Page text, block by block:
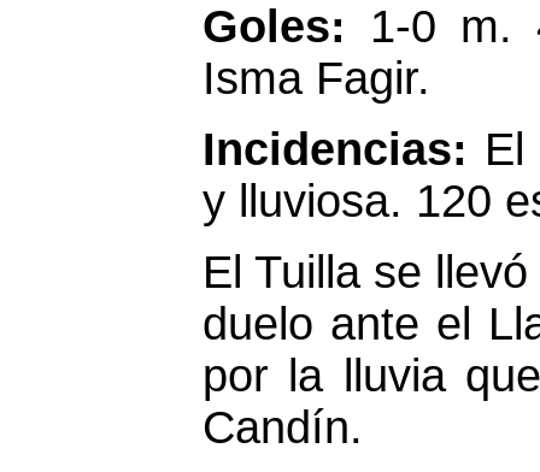
Goles: 1-0 m.
Isma Fagir.
Incidencias: El
y lluviosa. 120
El Tuilla se
duelo ante el
por la lluvia
Candín.